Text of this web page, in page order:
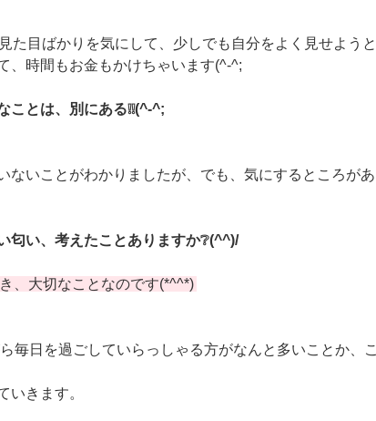
た目ばかりを気にして、少しでも自分をよく見せようと
、時間もお金もかけちゃいます(^-^;
とは、別にある❕❕(^-^;
ないことがわかりましたが、でも、気にするところがあ
匂い、考えたことありますか❔(^^)/
、大切なことなのです(*^^*)
毎日を過ごしていらっしゃる方がなんと多いことか、こ
いきます。